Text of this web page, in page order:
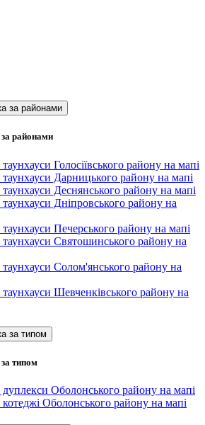
за районами
за районами
Голосіївського району на мапі
таунхауси Дарницького району на мапі
Деснянського району на мапі
Дніпровського району на
Печерського району на мапі
таунхауси Святошинського району на
таунхауси Солом'янського району на
Шевченківського району на
за типом
типом
дуплекси Оболонського району на мапі
котеджі Оболонського району на мапі